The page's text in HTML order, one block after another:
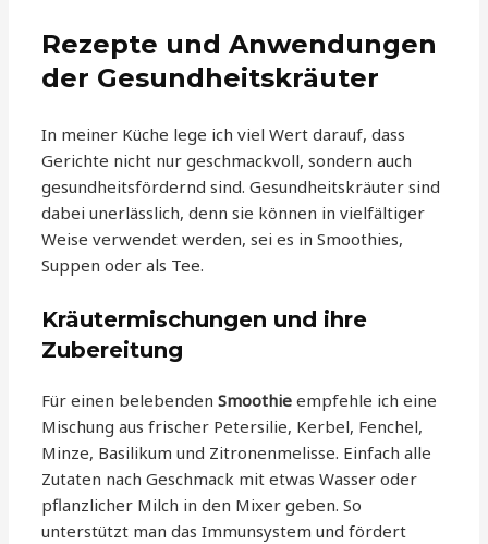
Rezepte und Anwendungen
der Gesundheitskräuter
In meiner Küche lege ich viel Wert darauf, dass
Gerichte nicht nur geschmackvoll, sondern auch
gesundheitsfördernd sind. Gesundheitskräuter sind
dabei unerlässlich, denn sie können in vielfältiger
Weise verwendet werden, sei es in Smoothies,
Suppen oder als Tee.
Kräutermischungen und ihre
Zubereitung
Für einen belebendenSmoothie empfehle ich eine
Mischung aus frischer Petersilie, Kerbel, Fenchel,
Minze, Basilikum und Zitronenmelisse. Einfach alle
Zutaten nach Geschmack mit etwas Wasser oder
pflanzlicher Milch in den Mixer geben. So
unterstützt man das Immunsystem und fördert